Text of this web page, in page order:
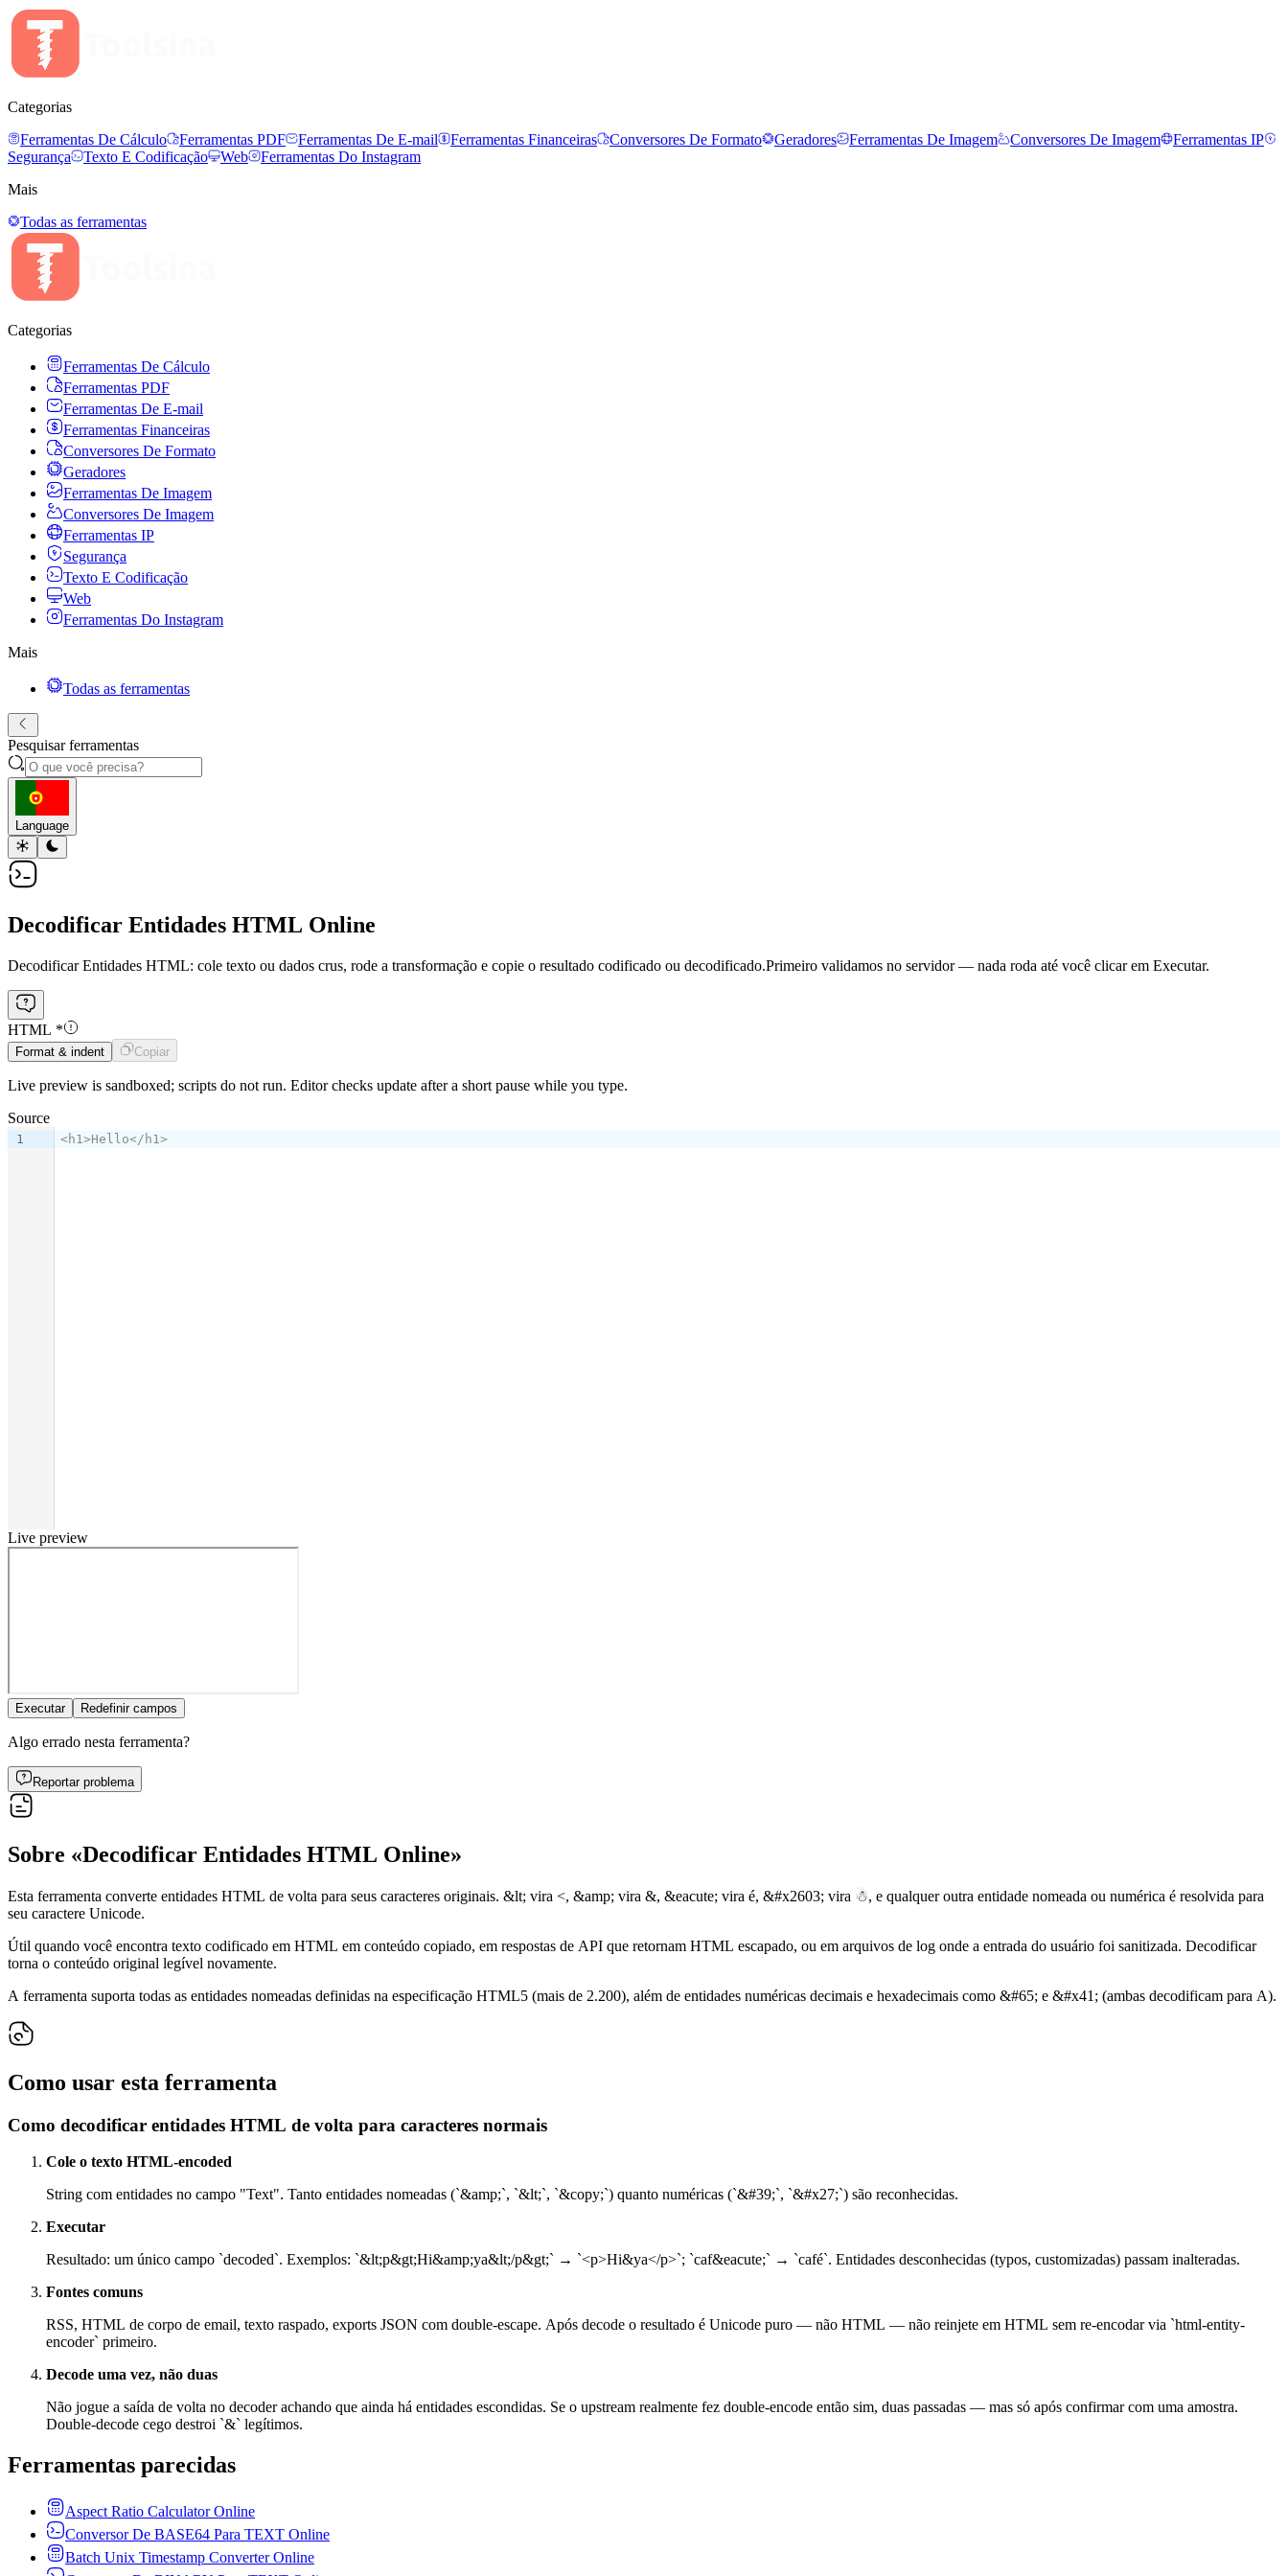
Categorias
Ferramentas De Cálculo
Ferramentas PDF Ferramentas De E-mail Ferramentas Financeiras Conversores De Formato Geradores Ferramentas De Imagem Conversores De Imagem
Ferramentas IP
Segurança
Texto E Codificação Web
Ferramentas Do Instagram
Mais
Todas as ferramentas
Categorias
Ferramentas De Cálculo
Ferramentas PDF
Ferramentas De E-mail
Ferramentas Financeiras
Conversores De Formato
Geradores
Ferramentas De Imagem
Conversores De Imagem
Ferramentas IP
Segurança
Texto E Codificação
Web
Ferramentas Do Instagram
Mais
Todas as ferramentas
Pesquisar ferramentas
Language
Decodificar Entidades HTML Online
Decodificar Entidades HTML: cole texto ou dados crus, rode a transformação e copie o resultado codificado ou decodificado.Primeiro validamos no servidor — nada roda até você clicar em Executar.
HTML *
Format & indent Copiar
Live preview is sandboxed; scripts do not run. Editor checks update after a short pause while you type.
Source
1 <h1>Hello</h1>
Live preview
Executar Redefinir campos
Algo errado nesta ferramenta?
Reportar problema
Sobre «Decodificar Entidades HTML Online»
Esta ferramenta converte entidades HTML de volta para seus caracteres originais. &lt; vira <, &amp; vira &, &eacute; vira é, &#x2603; vira ☃, e qualquer outra entidade nomeada ou numérica é resolvida para
seu caractere Unicode.
Útil quando você encontra texto codificado em HTML em conteúdo copiado, em respostas de API que retornam HTML escapado, ou em arquivos de log onde a entrada do usuário foi sanitizada. Decodificar
torna o conteúdo original legível novamente.
A ferramenta suporta todas as entidades nomeadas definidas na especificação HTML5 (mais de 2.200), além de entidades numéricas decimais e hexadecimais como &#65; e &#x41; (ambas decodificam para A).
Como usar esta ferramenta
Como decodificar entidades HTML de volta para caracteres normais
Cole o texto HTML-encoded
String com entidades no campo "Text". Tanto entidades nomeadas (`&amp;`, `&lt;`, `&copy;`) quanto numéricas (`&#39;`, `&#x27;`) são reconhecidas.
Executar
Resultado: um único campo `decoded`. Exemplos: `&lt;p&gt;Hi&amp;ya&lt;/p&gt;` → `<p>Hi&ya</p>`; `caf&eacute;` → `café`. Entidades desconhecidas (typos, customizadas) passam inalteradas.
Fontes comuns
RSS, HTML de corpo de email, texto raspado, exports JSON com double-escape. Após decode o resultado é Unicode puro — não HTML — não reinjete em HTML sem re-encodar via `html-entity-
encoder` primeiro.
Decode uma vez, não duas
Não jogue a saída de volta no decoder achando que ainda há entidades escondidas. Se o upstream realmente fez double-encode então sim, duas passadas — mas só após confirmar com uma amostra.
Double-decode cego destroi `&` legítimos.
Ferramentas parecidas
Aspect Ratio Calculator Online
Conversor De BASE64 Para TEXT Online
Batch Unix Timestamp Converter Online